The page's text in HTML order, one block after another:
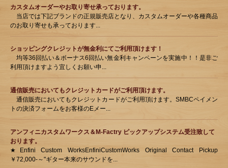
カスタムオーダーやお取り寄せ承っております。
当店では下記ブランドの正規販売店となり、カスタムオーダーや各種商品
のお取り寄せも承っております...
ショッピングクレジットが無金利にてご利用頂けます！
均等36回払い＆ボーナス6回払い無金利キャンペーンを実施中！！是非ご
利用頂けますよう宜しくお願い申...
通信販売においてもクレジットカードがご利用頂けます。
通信販売においてもクレジットカードがご利用頂けます。SMBCペイメン
トの決済フォームをお客様のEメー...
アンフィニカスタムワークス＆M-Factry ピックアップシステム受注致して
おります。
★Enfini Custom WorksEnfiniCustomWorks Original Contact Pickup
￥72,000-～"ギター本来のサウンドを...